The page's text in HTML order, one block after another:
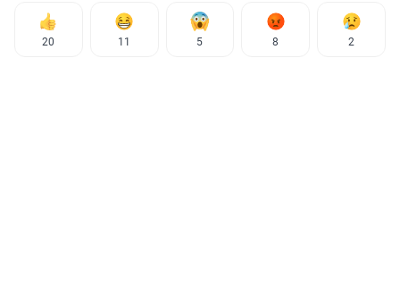
20 11 5 8 2